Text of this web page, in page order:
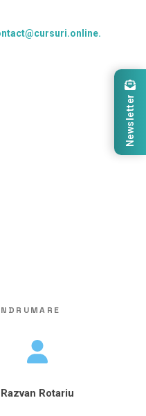
Razvan Rotariu
Newsletter